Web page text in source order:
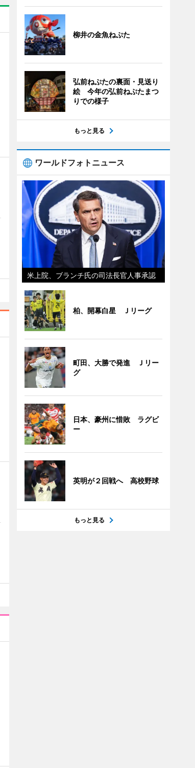
柳井の金魚ねぷた
弘前ねぷたの裏面・見送り
絵 今年の弘前ねぷたまつ
りでの様子
もっと見る
ワールドフォトニュース
米上院、ブランチ氏の司法長官人事承認
柏、開幕白星 Ｊリーグ
町田、大勝で発進 Ｊリー
グ
日本、豪州に惜敗 ラグビ
ー
英明が２回戦へ 高校野球
もっと見る